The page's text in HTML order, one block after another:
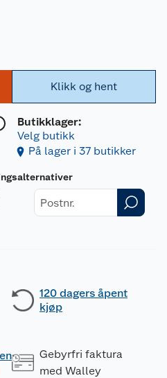
Klikk og hent
Butikklager:
Velg butikk
På lager i 37 butikker
120 dagers åpent
kjøp
Gebyrfri faktura
med Walley